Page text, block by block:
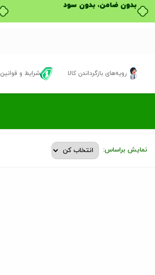
بدون ضامن، بدون سود
رویه‌های بازگرداندن کالا شرایط و قوانین
نمایش براساس: